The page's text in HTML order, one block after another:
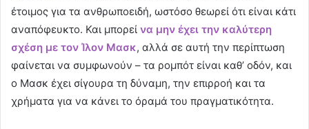
έτοιμος για τα ανθρωποειδή, ωστόσο θεωρεί ότι είναι κάτι
αναπόφευκτο. Και μπορεί να μην έχει την καλύτερη
σχέση με τον Ίλον Μασκ, αλλά σε αυτή την περίπτωση
φαίνεται να συμφωνούν – τα ρομπότ είναι καθ’ οδόν, και
ο Μασκ έχει σίγουρα τη δύναμη, την επιρροή και τα
χρήματα για να κάνει το όραμά του πραγματικότητα.